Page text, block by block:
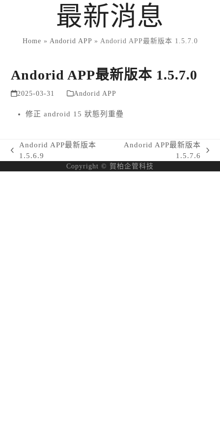
最新消息
Home » Andorid APP» Andorid APP最新版本 1.5.7.0
Andorid APP最新版本 1.5.7.0
2025-03-31 Andorid APP
修正 android 15 狀態列重疉
previous
Andorid APP最新版本
1.5.6.9
post:
Andorid APP最新版本
1.5.7.6
Copyright © 賀柏企管科技